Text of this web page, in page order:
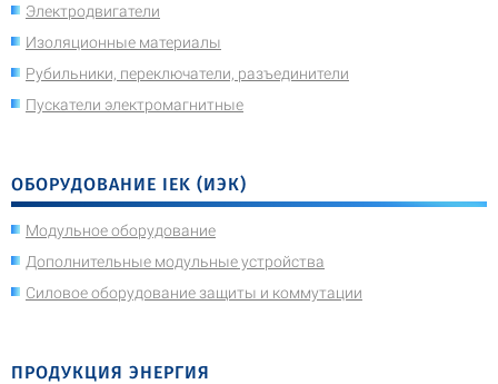
Электродвигатели
Изоляционные материалы
Рубильники, переключатели, разъединители
Пускатели электромагнитные
ОБОРУДОВАНИЕ IEK (ИЭК)
Модульное оборудование
Дополнительные модульные устройства
Силовое оборудование защиты и коммутации
ПРОДУКЦИЯ ЭНЕРГИЯ